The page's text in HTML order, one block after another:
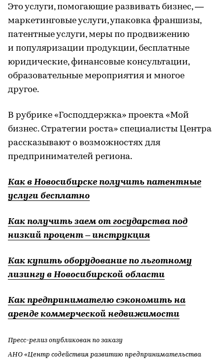
Это услуги, помогающие развивать бизнес, —
маркетинговые услуги, упаковка франшизы,
патентные услуги, меры по продвижению
и популяризации продукции, бесплатные
юридические, финансовые консультации,
образовательные мероприятия и многое
другое.
В рубрике «Господдержка» проекта «Мой
бизнес. Стратегии роста» специалисты Центра
рассказывают о возможностях для
предпринимателей региона.
Как в Новосибирске получить патентные
услуги бесплатно
Как получить заем от государства под
низкий процент – инструкция
Как купить оборудование по льготному
лизингу в Новосибирской области
Как предпринимателю сэкономить на
аренде коммерческой недвижимости
Пресс-релиз опубликован по заказу
АНО «Центр содействия развитию предпринимательства